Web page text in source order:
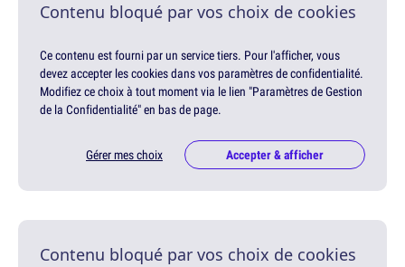
Contenu bloqué par vos choix de cookies
Ce contenu est fourni par un service tiers. Pour l'afficher, vous
devez accepter les cookies dans vos paramètres de confidentialité.
Modifiez ce choix à tout moment via le lien "Paramètres de Gestion
de la Confidentialité" en bas de page.
Gérer mes choix Accepter & afficher
Contenu bloqué par vos choix de cookies